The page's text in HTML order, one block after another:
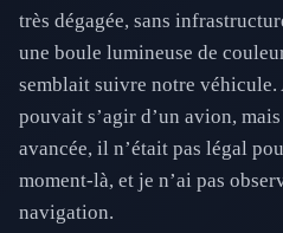
très dégagée, sans
une boule lumineuse de
semblait suivre notre véhicule.
pouvait s’agir d’un avion,
avancée, il n’était pas légal
moment-là, et je n’ai pas
navigation.